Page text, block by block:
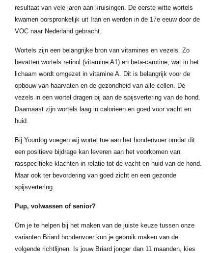
resultaat van vele jaren aan kruisingen. De eerste witte wortels
kwamen oorspronkelijk uit Iran en werden in de 17e eeuw door de
VOC naar Nederland gebracht.
Wortels zijn een belangrijke bron van vitamines en vezels. Zo
bevatten wortels retinol (vitamine A1) en beta-carotine, wat in het
lichaam wordt omgezet in vitamine A. Dit is belangrijk voor de
opbouw van haarvaten en de gezondheid van alle cellen. De
vezels in een wortel dragen bij aan de spijsvertering van de hond.
Daarnaast zijn wortels laag in calorieën en goed voor vacht en
huid.
Bij Yourdog voegen wij wortel toe aan het hondenvoer omdat dit
een positieve bijdrage kan leveren aan het voorkomen van
rasspecifieke klachten in relatie tot de vacht en huid van de hond.
Maar ook ter bevordering van goed zicht en een gezonde
spijsvertering.
Pup, volwassen of senior?
Om je te helpen bij het maken van de juiste keuze tussen onze
varianten Briard hondenvoer kun je gebruik maken van de
volgende richtlijnen. Is jouw Briard jonger dan 11 maanden, kies